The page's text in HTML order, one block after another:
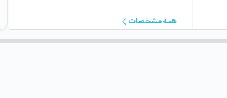
همه مشخصات